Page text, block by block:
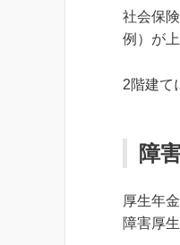
社会保
例）が
2階建て
障
厚生年
障害厚